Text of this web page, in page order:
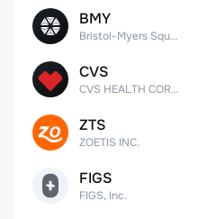
BMY
Bristol-Myers Squibb Co.
CVS
CVS HEALTH CORPORATION
ZTS
ZOETIS INC.
FIGS
FIGS, Inc.